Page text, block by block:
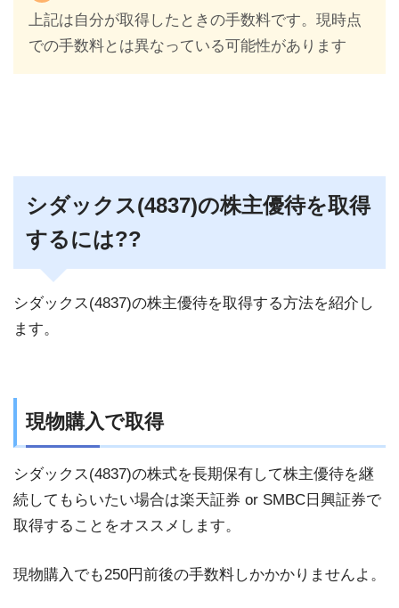
上記は自分が取得したときの手数料です。現時点
での手数料とは異なっている可能性があります
シダックス(4837)の株主優待を取得
するには??
シダックス(4837)の株主優待を取得する方法を紹介し
ます。
現物購入で取得
シダックス(4837)の株式を長期保有して株主優待を継
続してもらいたい場合は楽天証券 or SMBC日興証券で
取得することをオススメします。
現物購入でも250円前後の手数料しかかかりませんよ。